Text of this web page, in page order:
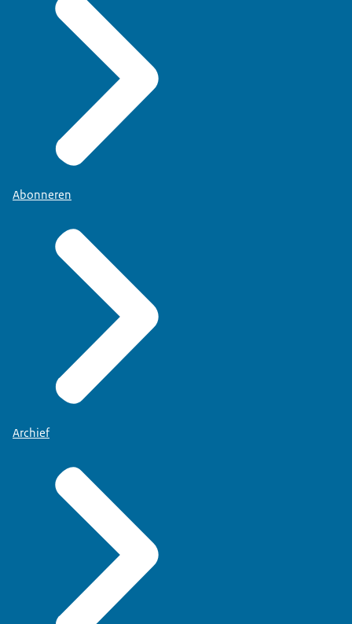
Abonneren
Archief